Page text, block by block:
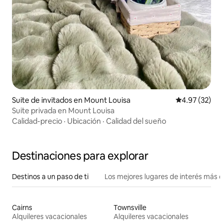
Suite de invitados en Mount Louisa Calificación
4.97 (32)
Suite privada en Mount Louisa
Calidad-precio · Ubicación · Calidad del sueño
Destinaciones para explorar
Destinos a un paso de ti Los mejores lugares de interés más
Cairns
Alquileres vacacionales
Townsville
Alquileres vacacionales